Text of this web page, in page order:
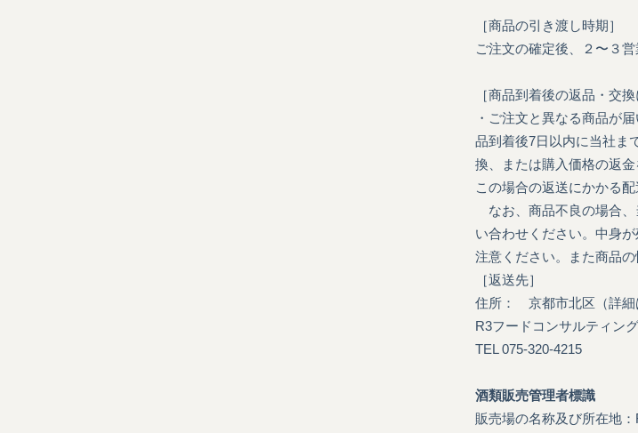
［商品の引き渡し時期］
ご注文の確定後、２〜３
［商品到着後の返品・交換
・ご注文と異なる商品が
品到着後7日以内に当社ま
換、または購入価格の返金
この場合の返送にかかる
なお、商品不良の場合、
い合わせください。中身
注意ください。また商品
［返送先］
住所： 京都市北区（詳細
R3フードコンサルティン
TEL 075-320-4215
酒類販売管理者標識
販売場の名称及び所在地：